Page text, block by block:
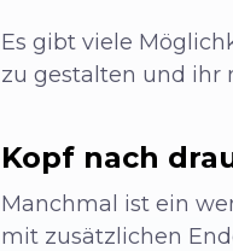
Es gibt viele
zu gestalten und ihr
Kopf nach
Manchmal ist ein
mit zusätzlichen